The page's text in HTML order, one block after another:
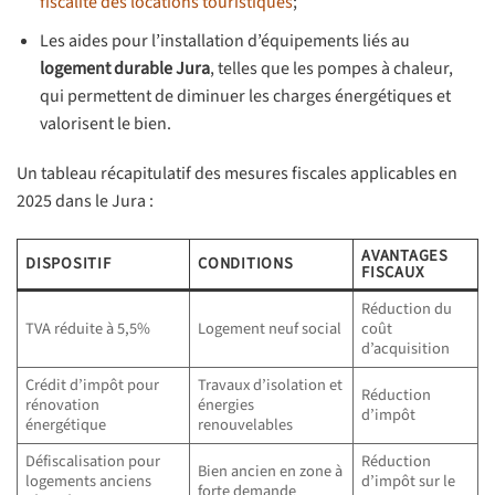
Les aides pour l’installation d’équipements liés au
logement durable Jura, telles que les pompes à chaleur,
qui permettent de diminuer les charges énergétiques et
valorisent le bien.
Un tableau récapitulatif des mesures fiscales applicables en
2025 dans le Jura :
DISPOSITIF CONDITIONS AVANTAGES
FISCAUX
TVA réduite à 5,5% Logement neuf social
Réduction du
coût
d’acquisition
Crédit d’impôt pour
rénovation
énergétique
Travaux d’isolation et
énergies
renouvelables
Réduction
d’impôt
Défiscalisation pour
logements anciens
Bien ancien en zone à
Réduction
d’impôt sur le